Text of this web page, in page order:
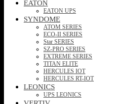
EATON
EATON UPS
SYNDOME
ATOM SERIES
ECO-II SERIES
Star SERIES
SZ-PRO SERIES
EXTREME SERIES
TITAN ELITE
HERCULES IOT
HERCULES RT-IOT
LEONICS
UPS LEONICS